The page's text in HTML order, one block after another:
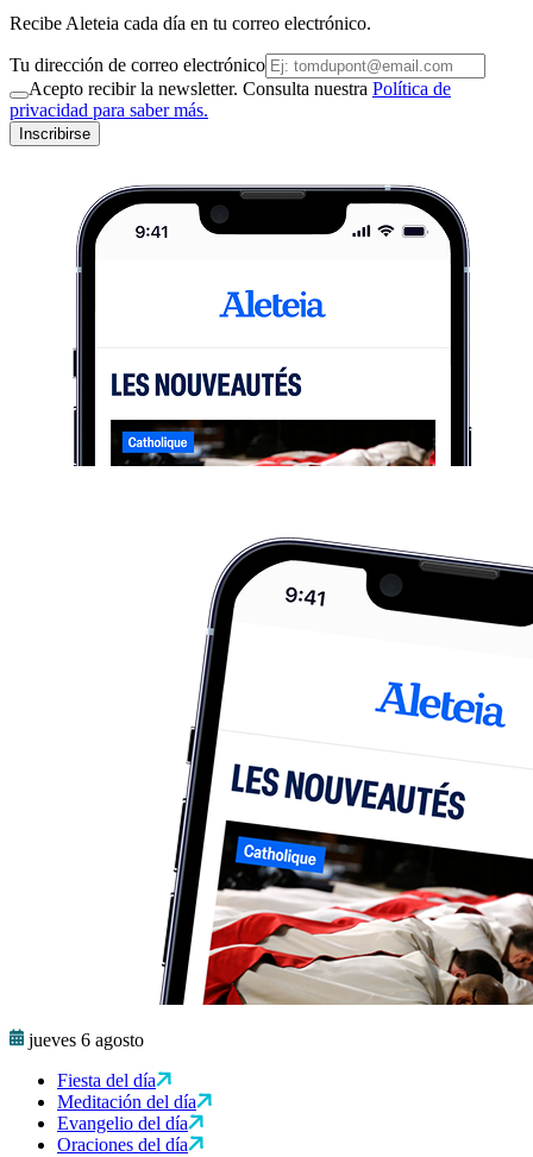
Recibe Aleteia cada día en tu correo electrónico.
Tu dirección de correo electrónico
Acepto recibir la newsletter. Consulta nuestra Política de
privacidad para saber más.
Inscribirse
jueves 6 agosto
Fiesta del día
Meditación del día
Evangelio del día
Oraciones del día